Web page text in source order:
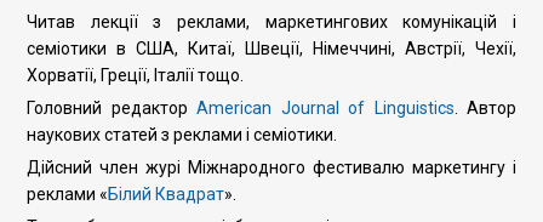
Читав лекції з реклами, маркетингових комунікацій і
семіотики в США, Китаї, Швеції, Німеччині, Австрії, Чехії,
Хорватії, Греції, Італії тощо.
Головний редактор American Journal of Linguistics . Автор
наукових статей з реклами і семіотики.
Дійсний член журі Міжнародного фестивалю маркетингу і
реклами «Білий Квадрат».